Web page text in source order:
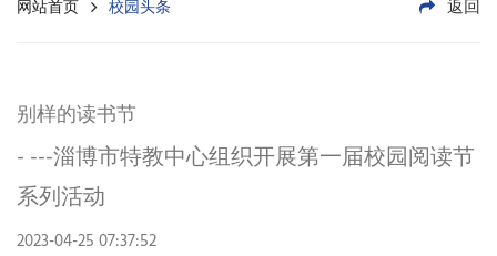
网站首页 校园头条 返回
别样的读书节
- ---淄博市特教中心组织开展第一届校园阅读节
系列活动
2023-04-25 07:37:52